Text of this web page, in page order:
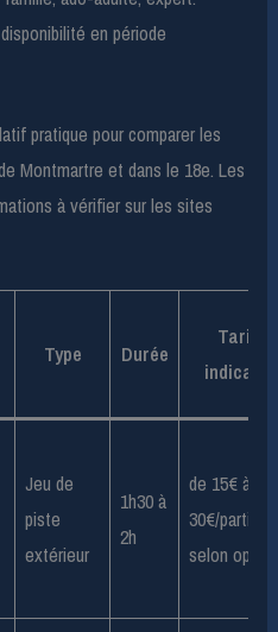
en période
pratique pour comparer les
Montmartre et dans le 18e. Les
à vérifier sur les sites
Type Durée
Tarifs
Jeu de
piste
extérieur
1h30 à
2h
de 15€ à
30€/
selon